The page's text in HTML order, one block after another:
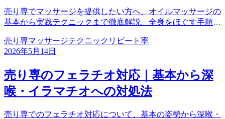
売り専でマッサージを提供したい方へ、オイルマッサージの
基本から実践テクニックまで徹底解説。全身をほぐす手順、
紹介。初心者でも今日から実践できる具体的なステップを分
かりやすくお伝えします。
売り専マッサージテクニック リピート率
2026年5月14日
売り専のフェラチオ対応｜基本から深
喉・イラマチオへの対処法
売り専でのフェラチオ対応について、基本の姿勢から深喉・